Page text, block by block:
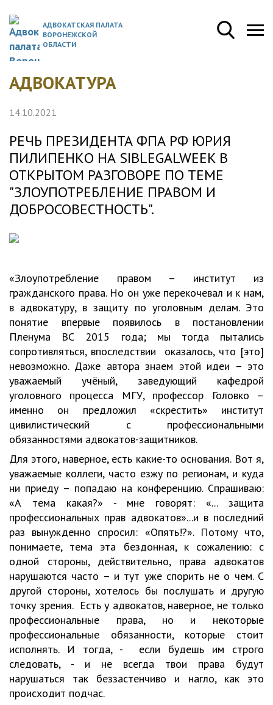
АДВОКАТСКАЯ ПАЛАТА
ВОРОНЕЖСКОЙ
ОБЛАСТИ
АДВОКАТУРА
14.10.2021
РЕЧЬ ПРЕЗИДЕНТА ФПА РФ ЮРИЯ
ПИЛИПЕНКО НА SIBLEGALWEEK В
ОТКРЫТОМ РАЗГОВОРЕ ПО ТЕМЕ
"ЗЛОУПОТРЕБЛЕНИЕ ПРАВОМ И
ДОБРОСОВЕСТНОСТЬ".
«Злоупотребление правом – институт из
гражданского права. Но он уже перекочевал и к нам,
в адвокатуру, в защиту по уголовным делам. Это
понятие впервые появилось в постановлении
Пленума ВС 2015 года; мы тогда пытались
сопротивляться, впоследствии оказалось, что [это]
невозможно. Даже автора знаем этой идеи – это
уважаемый учёный, заведующий кафедрой
уголовного процесса МГУ, профессор Головко –
именно он предложил «скрестить» институт
цивилистический с профессиональными
обязанностями адвокатов-защитников.
Для этого, наверное, есть какие-то основания. Вот я,
уважаемые коллеги, часто езжу по регионам, и куда
ни приеду – попадаю на конференцию. Спрашиваю:
«А тема какая?» - мне говорят: «... защита
профессиональных прав адвокатов»...и в последний
раз вынужденно спросил: «Опять!?». Потому что,
понимаете, тема эта бездонная, к сожалению: с
одной стороны, действительно, права адвокатов
нарушаются часто – и тут уже спорить не о чем. С
другой стороны, хотелось бы послушать и другую
точку зрения. Есть у адвокатов, наверное, не только
профессиональные права, но и некоторые
профессиональные обязанности, которые стоит
исполнять. И тогда, - если будешь им строго
следовать, - и не всегда твои права будут
нарушаться так беззастенчиво и нагло, как это
происходит подчас.